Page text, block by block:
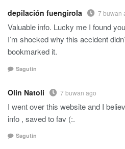
depilación fuengirola 7 buwan
Valuable info. Lucky me I found
I’m shocked why this accident
bookmarked it.
Sagutin
Olin Natoli 7 buwan ago
I went over this website and I
info , saved to fav (:.
Sagutin